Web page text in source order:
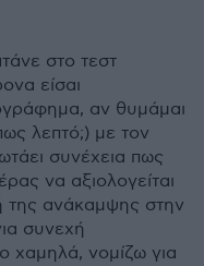
στο τεστ
είσαι
αν θυμάμαι
λεπτό;) με τον
συνέχεια πως
να αξιολογείται
της ανάκαμψης στην
συνεχή
χαμηλά, νομίζω για